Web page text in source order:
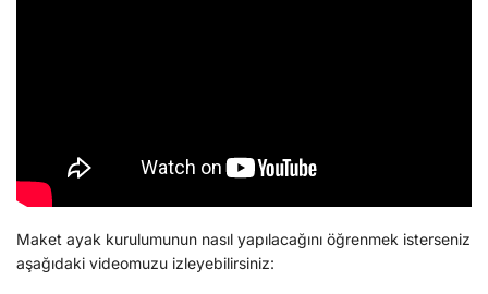
Maket ayak kurulumunun nasıl yapılacağını öğrenmek isterseniz
aşağıdaki videomuzu izleyebilirsiniz: